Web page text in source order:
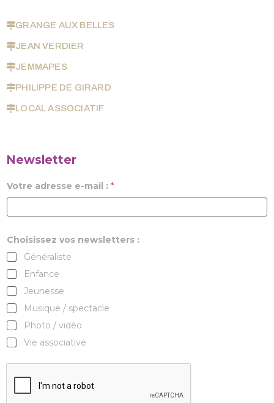
GRANGE AUX BELLES
JEAN VERDIER
JEMMAPES
PHILIPPE DE GIRARD
LOCAL ASSOCIATIF
Newsletter
Votre adresse e-mail : *
Choisissez vos newsletters :
Généraliste
Enfance
Jeunesse
Musique / spectacle
Photo / vidéo
Vie associative